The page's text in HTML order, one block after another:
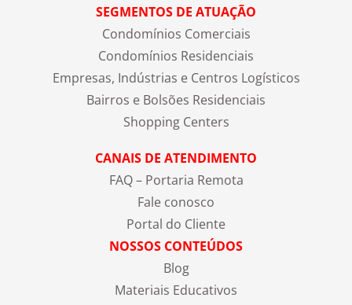
SEGMENTOS DE ATUAÇÃO
Condomínios Comerciais
Condomínios Residenciais
Empresas, Indústrias e Centros Logísticos
Bairros e Bolsões Residenciais
Shopping Centers
CANAIS DE ATENDIMENTO
FAQ – Portaria Remota
Fale conosco
Portal do Cliente
NOSSOS CONTEÚDOS
Blog
Materiais Educativos